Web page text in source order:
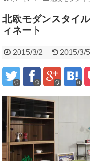
北欧モダンスタイ
ィネート
2015/3/2 2015/3/5
0